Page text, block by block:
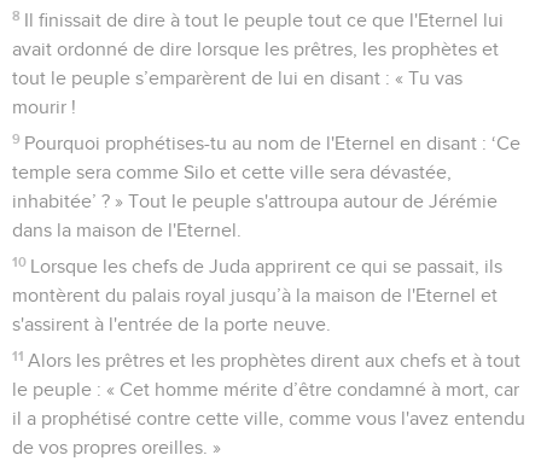
8 Il finissait de dire à tout le peuple tout ce que l'Eternel lui
avait ordonné de dire lorsque les prêtres, les prophètes et
tout le peuple s’emparèrent de lui en disant : « Tu vas
mourir !
9 Pourquoi prophétises-tu au nom de l'Eternel en disant : ‘Ce
temple sera comme Silo et cette ville sera dévastée,
inhabitée’ ? » Tout le peuple s'attroupa autour de Jérémie
dans la maison de l'Eternel.
10 Lorsque les chefs de Juda apprirent ce qui se passait, ils
montèrent du palais royal jusqu’à la maison de l'Eternel et
s'assirent à l'entrée de la porte neuve.
11 Alors les prêtres et les prophètes dirent aux chefs et à tout
le peuple : « Cet homme mérite d’être condamné à mort, car
il a prophétisé contre cette ville, comme vous l'avez entendu
de vos propres oreilles. »